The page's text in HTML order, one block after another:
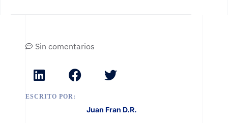
Sin comentarios
ESCRITO POR:
Juan Fran D.R.